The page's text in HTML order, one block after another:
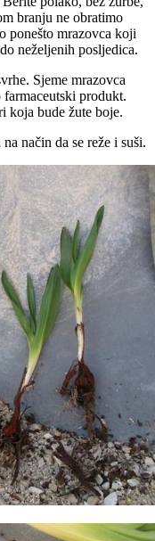
branju ne obratimo
ponešto mrazovca koji
neželjenih posljedica.
Sjeme mrazovca
produkt.
koja bude žute boje.
način da se reže i suši.